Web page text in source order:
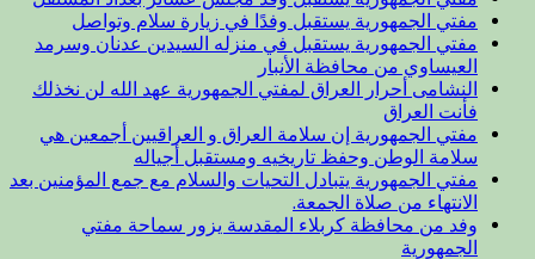
مفتي الجمهورية يستقبل وفدًا في زيارة سلام وتواصل
مفتي الجمهورية يستقبل في منزله السيدين عدنان وسرمد
العيساوي من محافظة الأنبار
النشامى أحرار العراق لمفتي الجمهورية عهد الله لن نخذلك
فأنت العراق
مفتي الجمهورية إن سلامة العراق و العراقيين أجمعين هي
سلامة الوطن وحفظ تاريخيه ومستقبل أجياله
مفتي الجمهورية يتبادل التحيات والسلام مع جمع المؤمنين بعد
الانتهاء من صلاة الجمعة.
وفد من محافظة كربلاء المقدسة يزور سماحة مفتي
الجمهورية